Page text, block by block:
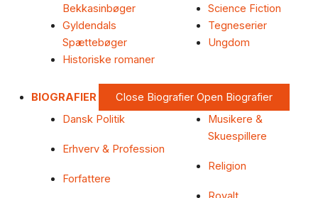
Bekkasinbøger
Gyldendals
Spættebøger
Historiske romaner
Science Fiction
Tegneserier
Ungdom
BIOGRAFIER Close Biografier Open Biografier
Dansk Politik
Erhverv & Profession
Forfattere
Musikere &
Skuespillere
Religion